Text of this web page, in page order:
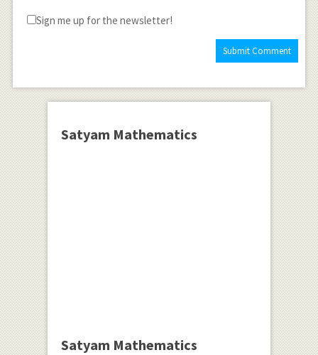
Sign me up for the newsletter!
Satyam Mathematics
Satyam Mathematics